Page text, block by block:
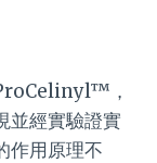
，
並經實驗證實
作用原理不